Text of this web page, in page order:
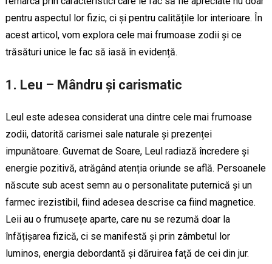
pentru aspectul lor fizic, ci și pentru calitățile lor interioare. În
acest articol, vom explora cele mai frumoase zodii și ce
trăsături unice le fac să iasă în evidență.
1. Leu – Mândru și carismatic
Leul este adesea considerat una dintre cele mai frumoase
zodii, datorită carismei sale naturale și prezenței
impunătoare. Guvernat de Soare, Leul radiază încredere și
energie pozitivă, atrăgând atenția oriunde se află. Persoanele
născute sub acest semn au o personalitate puternică și un
farmec irezistibil, fiind adesea descrise ca fiind magnetice.
Leii au o frumusețe aparte, care nu se rezumă doar la
înfățișarea fizică, ci se manifestă și prin zâmbetul lor
luminos, energia debordantă și dăruirea față de cei din jur.